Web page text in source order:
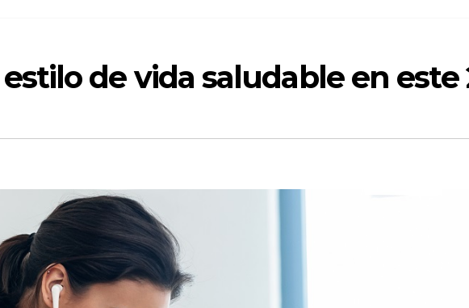
de vida saludable en este